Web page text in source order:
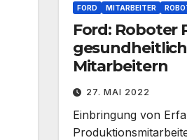
FORD MITARBEITER
Ford: Roboter
Mitarbeitern
27. MAI 2022
Einbringung von